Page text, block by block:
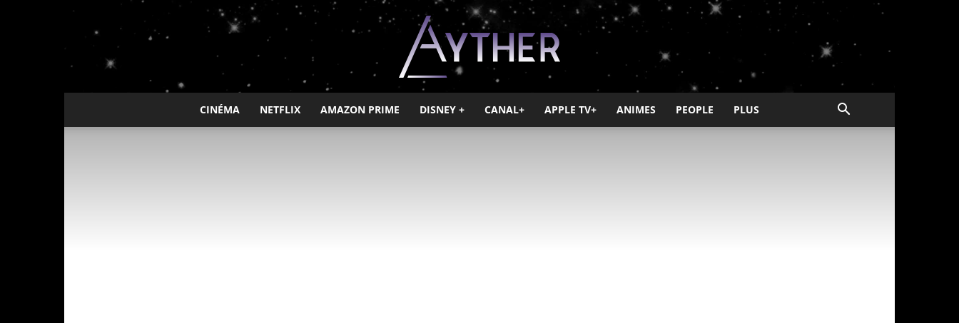
Ayther
CINÉMA NETFLIX AMAZON PRIME DISNEY + CANAL+ APPLE TV+ ANIMES PEOPLE PLUS